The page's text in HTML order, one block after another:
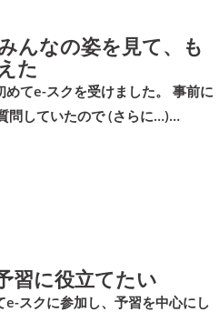
んなの姿を見て、も
た
めてe-スクを受けました。 事前に
問していたので (さらに…)…
習に役立てたい
e-スクに参加し、予習を中心にし